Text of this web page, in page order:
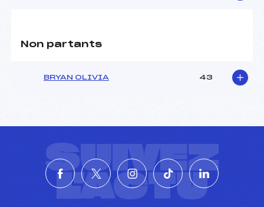
Non partants
BRYAN OLIVIA 43
SUIVEZ
L'ACTU